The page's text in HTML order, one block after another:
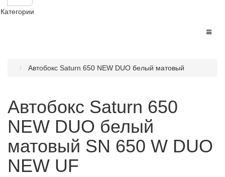
Категории
Автобокс Saturn 650 NEW DUO белый матовый
Автобокс Saturn 650
NEW DUO белый
матовый SN 650 W DUO
NEW UF